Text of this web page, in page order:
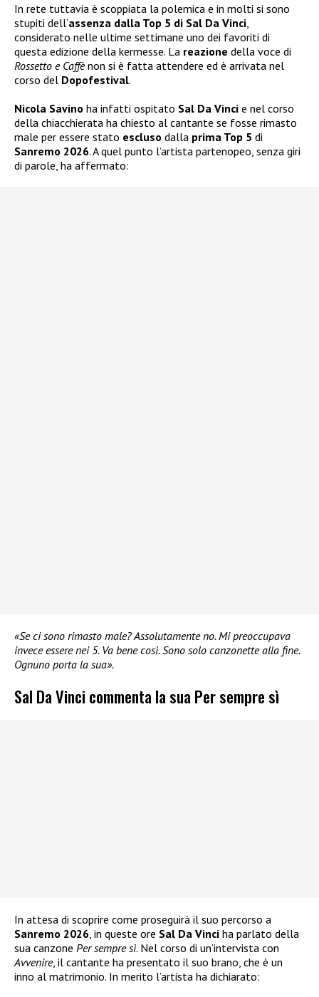
In rete tuttavia è scoppiata la polemica e in molti si sono
stupiti dell’assenza dalla Top 5 di Sal Da Vinci
considerato nelle ultime settimane uno dei favoriti di
questa edizione della kermesse. La reazione della voce di
Rossetto e Caffènon si è fatta attendere ed è arrivata nel
corso del Dopofestival.
Nicola Savino ha infatti ospitato Sal Da Vinci e nel corso
della chiacchierata ha chiesto al cantante se fosse rimasto
male per essere stato escluso dalla prima Top 5 di
Sanremo 2026. A quel punto l’artista partenopeo, senza giri
di parole, ha affermato:
«Se ci sono rimasto male? Assolutamente no. Mi preoccupava
invece essere nei 5. Va bene così. Sono solo canzonette alla fine.
Ognuno porta la sua».
Sal Da Vinci commenta la sua Per sempre sì
In attesa di scoprire come proseguirà il suo percorso a
Sanremo 2026, in queste ore Sal Da Vinci ha parlato della
sua canzone Per sempre sì. Nel corso di un’intervista con
Avvenire, il cantante ha presentato il suo brano, che è un
inno al matrimonio. In merito l’artista ha dichiarato: